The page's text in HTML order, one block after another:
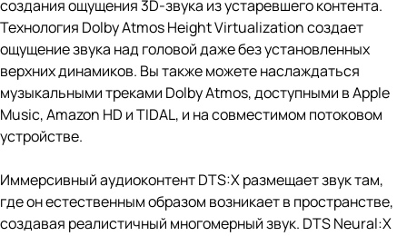
создания ощущения 3D-звука из устаревшего контента.
Технология Dolby Atmos Height Virtualization создает
ощущение звука над головой даже без установленных
верхних динамиков. Вы также можете наслаждаться
музыкальными треками Dolby Atmos, доступными в Apple
Music, Amazon HD и TIDAL, и на совместимом потоковом
устройстве.
Иммерсивный аудиоконтент DTS:X размещает звук там,
где он естественным образом возникает в пространстве,
создавая реалистичный многомерный звук. DTS Neural:X